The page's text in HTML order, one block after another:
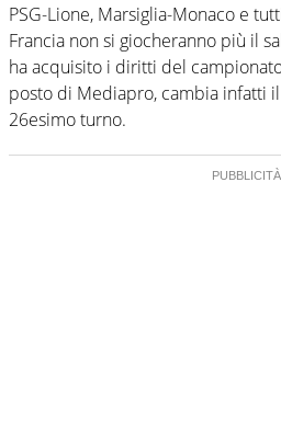
PSG-Lione, Marsiglia-Monaco e
Francia non si giocheranno più il
ha acquisito i diritti del
posto di Mediapro, cambia infatti
26esimo turno.